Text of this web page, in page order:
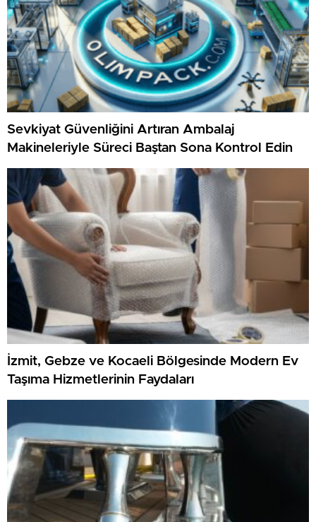
Sevkiyat Güvenliğini Artıran Ambalaj
Makineleriyle Süreci Baştan Sona Kontrol Edin
İzmit, Gebze ve Kocaeli Bölgesinde Modern Ev
Taşıma Hizmetlerinin Faydaları